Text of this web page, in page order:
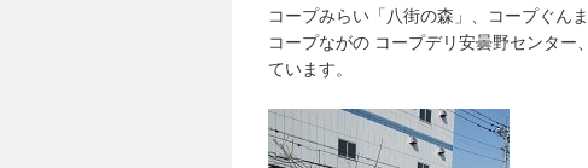
コープみらい「八街の森」、コープぐん
コープながの コープデリ安曇野センタ
ています。